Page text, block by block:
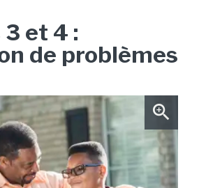
et 4 :
de problèmes